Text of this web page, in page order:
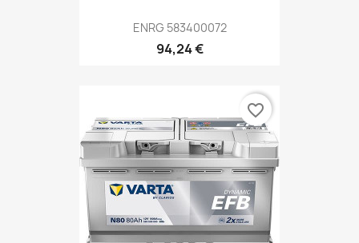
ENRG 583400072
94,24 €
favorite_border